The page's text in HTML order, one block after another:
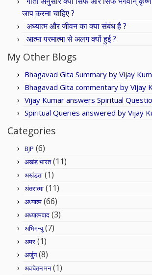
जाप करना चाहिए ?
अध्यात्म और जीवन का क्या संबंध है ?
आत्मा परमात्मा से अलग क्यों हुई ?
My Other Blogs
Bhagavad Gita Summary by Vijay
Bhagavad Gita commentary by Vijay
Vijay Kumar answers Spiritual
Spiritual Queries answered by Vijay
Categories
BJP (6)
अखंड भारत(11)
अखंडता (1)
अंतरात्मा (11)
अध्यात्म (66)
अध्यात्मवाद (3)
अभिमन्यु(7)
अमर (1)
अर्जुन(8)
अवचेतन मन(1)